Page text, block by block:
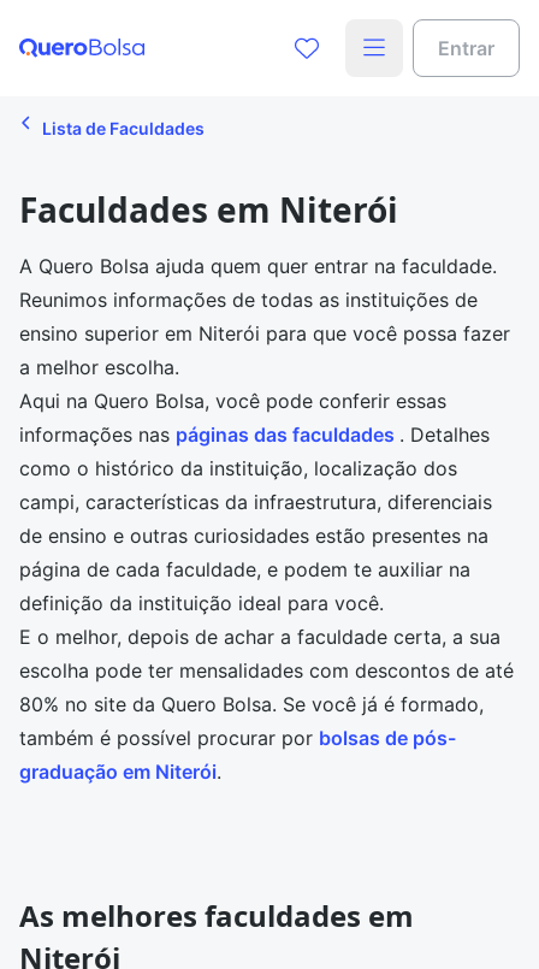
Entrar
Lista de Faculdades
Faculdades em Niterói
A Quero Bolsa ajuda quem quer entrar na faculdade.
Reunimos informações de todas as instituições de
ensino superior em Niterói para que você possa fazer
a melhor escolha.
Aqui na Quero Bolsa, você pode conferir essas
informações nas páginas das faculdades . Detalhes
como o histórico da instituição, localização dos
campi, características da infraestrutura, diferenciais
de ensino e outras curiosidades estão presentes na
página de cada faculdade, e podem te auxiliar na
definição da instituição ideal para você.
E o melhor, depois de achar a faculdade certa, a sua
escolha pode ter mensalidades com descontos de até
80% no site da Quero Bolsa. Se você já é formado,
também é possível procurar por bolsas de pós-
graduação em Niterói.
As melhores faculdades em
Niterói